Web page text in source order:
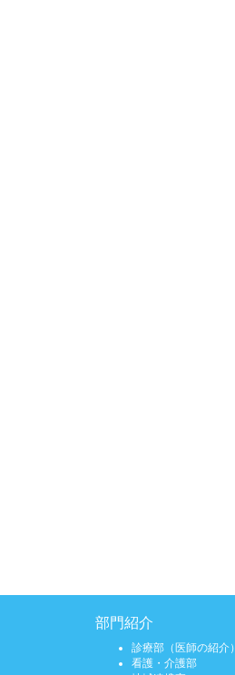
部門紹介
診療部（医師の紹介）
看護・介護部